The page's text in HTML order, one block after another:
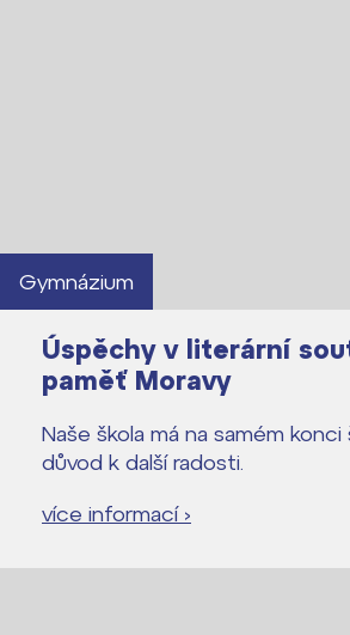
Gymnázium
Úspěchy v literární
paměť Moravy
Naše škola má na samém konci
důvod k další radosti.
více informací ›